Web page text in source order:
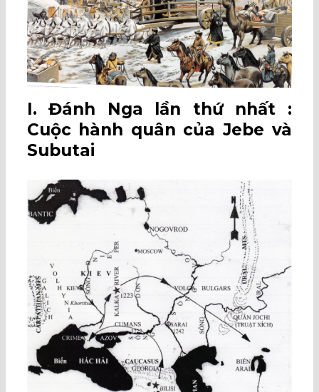
I. Đánh Nga lần thứ nhất :
Cuộc hành quân của Jebe và
Subutai